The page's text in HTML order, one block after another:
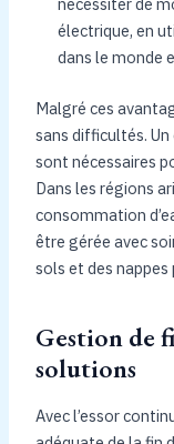
électrique, en
dans le monde
Malgré ces
sans difficultés.
sont nécessaires
Dans les régions
consommation
être gérée avec
sols et des nappes
Gestion de
solutions
Avec l’essor